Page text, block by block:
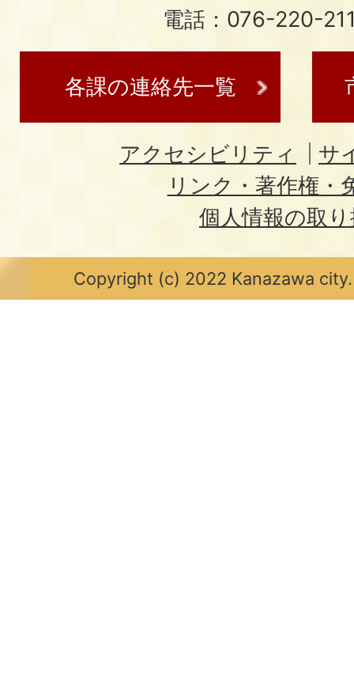
電話：076-220-
各課の連絡先一覧
アクセシビリティ
サ
リンク・著作権・
個人情報の取
Copyright (c) 2022 Kanazawa